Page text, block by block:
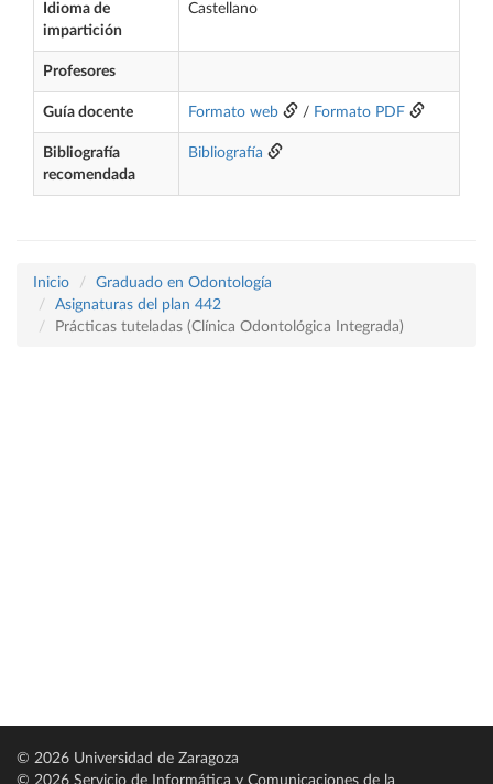
Idioma de
impartición
Castellano
Profesores
Guía docente Formato web / Formato PDF
Bibliografía
recomendada
Bibliografía
Inicio
Graduado en Odontología
Asignaturas del plan 442
Prácticas tuteladas (Clínica Odontológica Integrada)
© 2026 Universidad de Zaragoza
© 2026 Servicio de Informática y Comunicaciones de la